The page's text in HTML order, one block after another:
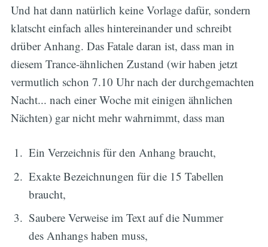
Und hat dann natürlich keine Vorlage dafür, sondern
klatscht einfach alles hintereinander und schreibt
drüber Anhang. Das Fatale daran ist, dass man in
diesem Trance-ähnlichen Zustand (wir haben jetzt
vermutlich schon 7.10 Uhr nach der durchgemachten
Nacht... nach einer Woche mit einigen ähnlichen
Nächten) gar nicht mehr wahrnimmt, dass man
Ein Verzeichnis für den Anhang braucht,
Exakte Bezeichnungen für die 15 Tabellen
braucht,
Saubere Verweise im Text auf die Nummer
des Anhangs haben muss,